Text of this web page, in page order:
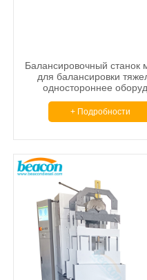
Балансировочный станок
для балансировки
одностороннее
+ Подробности